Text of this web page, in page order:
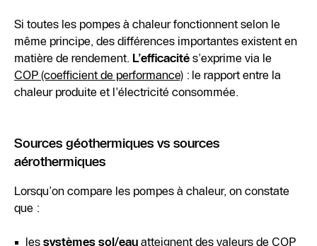
Si toutes les pompes à chaleur fonctionnent selon le
même principe, des différences importantes existent en
matière de rendement. L’efficacité s’exprime via le
COP (coefficient de performance) : le rapport entre la
chaleur produite et l’électricité consommée.
Sources géothermiques vs sources
aérothermiques
Lorsqu’on compare les pompes à chaleur, on constate
que :
les systèmes sol/eau atteignent des valeurs de COP